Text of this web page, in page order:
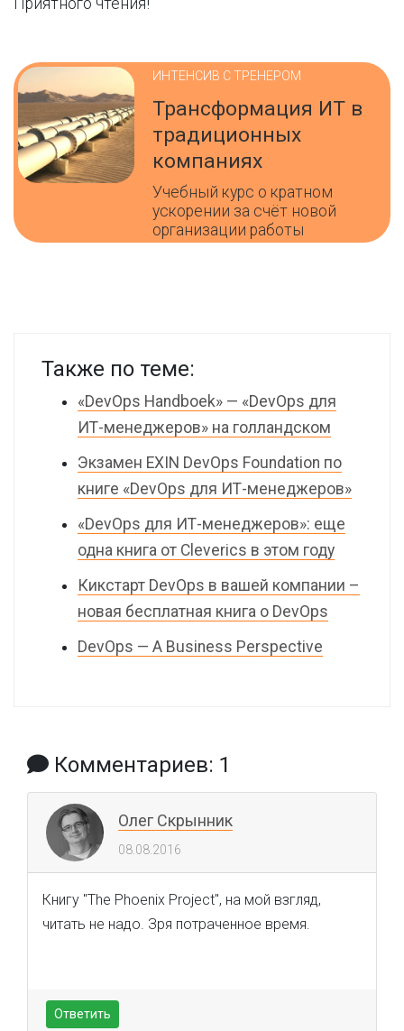
Приятного чтения!
ИНТЕНСИВ С ТРЕНЕРОМ
Трансформация ИТ в
традиционных
компаниях
Учебный курс о кратном
ускорении за счёт новой
организации работы
Также по теме:
«DevOps Handboek» — «DevOps для
ИТ-менеджеров» на голландском
Экзамен EXIN DevOps Foundation по
книге «DevOps для ИТ-менеджеров»
«DevOps для ИТ-менеджеров»: еще
одна книга от Cleverics в этом году
Кикстарт DevOps в вашей компании –
новая бесплатная книга о DevOps
DevOps — A Business Perspective
Комментариев: 1
Олег Скрынник
08.08.2016
Книгу "The Phoenix Project", на мой взгляд,
читать не надо. Зря потраченное время.
Ответить